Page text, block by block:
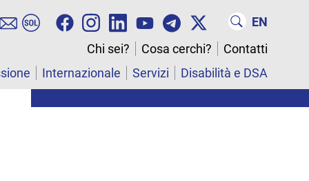
EN
Chi sei?
Cosa cerchi?
Contatti
Internazionale Servizi Disabilità e DSA